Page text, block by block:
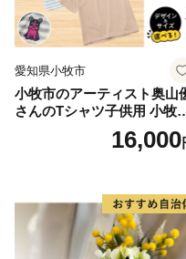
愛知県小牧市
小牧市のアーティスト奥山
さんのTシャツ子供用 小牧
16,000